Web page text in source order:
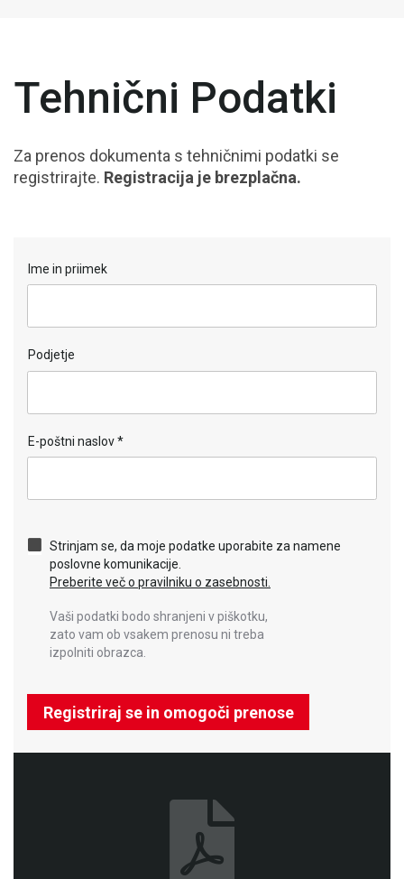
Tehnični Podatki
Za prenos dokumenta s tehničnimi podatki se
registrirajte. Registracija je brezplačna.
Ime in priimek
Podjetje
E-poštni naslov*
Strinjam se, da moje podatke uporabite za namene
poslovne komunikacije.
Preberite več o pravilniku o zasebnosti.
Vaši podatki bodo shranjeni v piškotku,
zato vam ob vsakem prenosu ni treba
izpolniti obrazca.
Registriraj se in omogoči prenose